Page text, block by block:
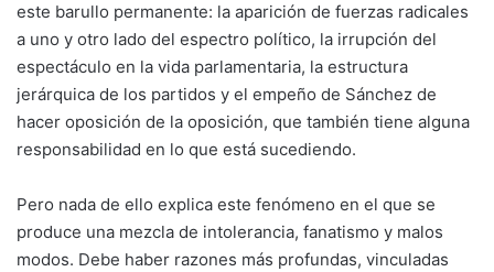
este barullo permanente: la aparición de fuerzas radicales
a uno y otro lado del espectro político, la irrupción del
espectáculo en la vida parlamentaria, la estructura
jerárquica de los partidos y el empeño de Sánchez de
hacer oposición de la oposición, que también tiene alguna
responsabilidad en lo que está sucediendo.
Pero nada de ello explica este fenómeno en el que se
produce una mezcla de intolerancia, fanatismo y malos
modos. Debe haber razones más profundas, vinculadas